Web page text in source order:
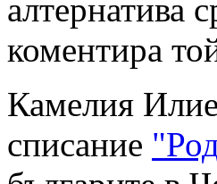
алтернатива
коментира
Камелия
списание